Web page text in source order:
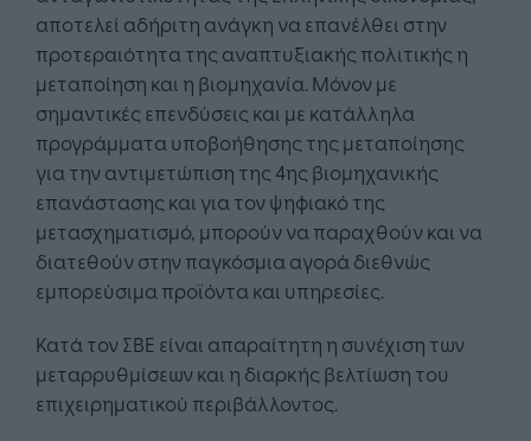
αποτελεί αδήριτη ανάγκη να επανέλθει στην
προτεραιότητα της αναπτυξιακής πολιτικής η
μεταποίηση και η βιομηχανία. Μόνον με
σημαντικές επενδύσεις και με κατάλληλα
προγράμματα υποβοήθησης της μεταποίησης
για την αντιμετώπιση της 4ης βιομηχανικής
επανάστασης και για τον ψηφιακό της
μετασχηματισμό, μπορούν να παραχθούν και να
διατεθούν στην παγκόσμια αγορά διεθνώς
εμπορεύσιμα προϊόντα και υπηρεσίες.
Κατά τον ΣΒΕ είναι απαραίτητη η συνέχιση των
μεταρρυθμίσεων και η διαρκής βελτίωση του
επιχειρηματικού περιβάλλοντος.